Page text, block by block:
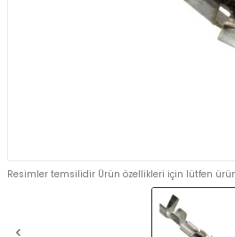
Resimler temsilidir Ürün özellikleri için lütfen